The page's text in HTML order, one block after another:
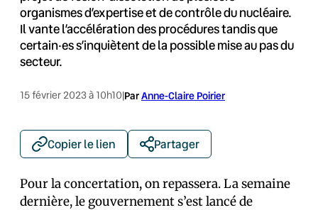
organismes d’expertise et de contrôle du nucléaire.
Il vante l’accélération des procédures tandis que
certain·es s’inquiètent de la possible mise au pas du
secteur.
15 février 2023 à 10h10|ParAnne-Claire Poirier
Copier le lien Partager
Pour la concertation, on repassera. La semaine
dernière, le gouvernement s’est lancé de